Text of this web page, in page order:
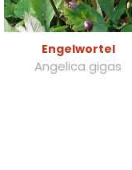
Engelwortel
Angelica gigas